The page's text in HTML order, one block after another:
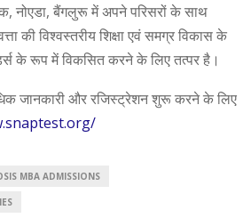
नोएडा, बैंगलुरू में अपने परिसरों के साथ
की विश्वस्तरीय शिक्षा एवं समग्र विकास के
के रूप में विकसित करने के लिए तत्पर है।
जानकारी और रजिस्ट्रेशन शुरू करने के लिए
MBA ADMISSIONS